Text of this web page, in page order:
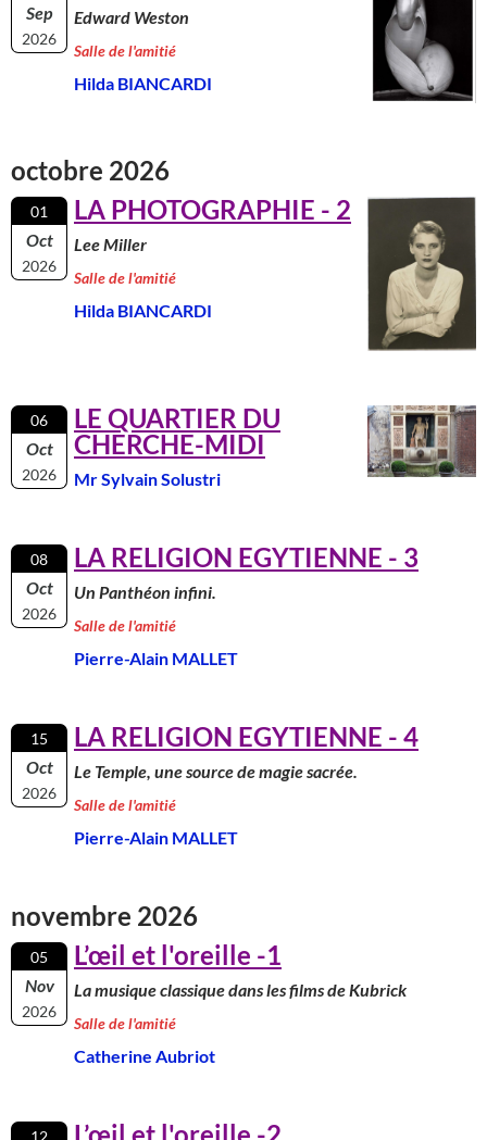
Sep
2026
Edward Weston
Salle de l'amitié
Hilda BIANCARDI
octobre 2026
01
Oct
2026
LA PHOTOGRAPHIE - 2
Lee Miller
Salle de l'amitié
Hilda BIANCARDI
06
Oct
2026
LE QUARTIER DU
CHERCHE-MIDI
Mr Sylvain Solustri
08
Oct
2026
LA RELIGION EGYTIENNE - 3
Un Panthéon infini.
Salle de l'amitié
Pierre-Alain MALLET
15
Oct
2026
LA RELIGION EGYTIENNE - 4
Le Temple, une source de magie sacrée.
Salle de l'amitié
Pierre-Alain MALLET
novembre 2026
05
Nov
2026
L’œil et l'oreille -1
La musique classique dans les films de Kubrick
Salle de l'amitié
Catherine Aubriot
12